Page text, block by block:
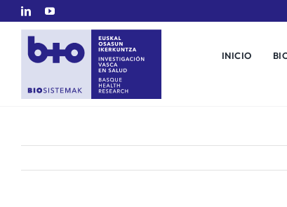
Saltar
contenido
INICIO